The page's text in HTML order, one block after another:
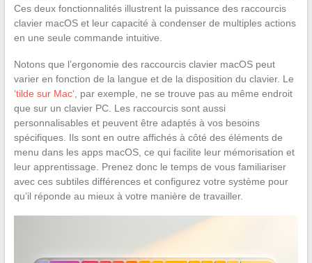
Ces deux fonctionnalités illustrent la puissance des raccourcis
clavier macOS et leur capacité à condenser de multiples actions
en une seule commande intuitive.
Notons que l’ergonomie des raccourcis clavier macOS peut
varier en fonction de la langue et de la disposition du clavier. Le
‘tilde sur Mac‘, par exemple, ne se trouve pas au même endroit
que sur un clavier PC. Les raccourcis sont aussi
personnalisables et peuvent être adaptés à vos besoins
spécifiques. Ils sont en outre affichés à côté des éléments de
menu dans les apps macOS, ce qui facilite leur mémorisation et
leur apprentissage. Prenez donc le temps de vous familiariser
avec ces subtiles différences et configurez votre système pour
qu’il réponde au mieux à votre manière de travailler.